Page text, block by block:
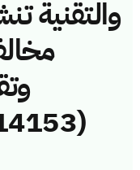
والتقنية